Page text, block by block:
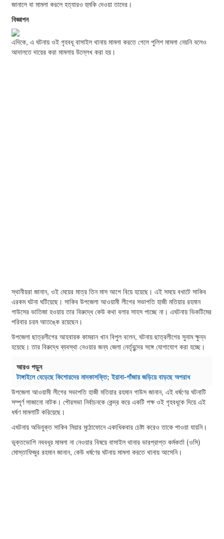
জানালে বা মামলা করলে হত্যারও হুমকি দেওয়া তাদের।
বিজ্ঞাপন
এদিকে, এ ঘটনায় ওই গৃহবধূ বাসাইল থানায় মামলা করতে গেলে পুলিশ মামলা নেয়নি বলেও
আদালতে দায়ের করা মামলায় উল্লেখ করা হয়।
স্থানীয়রা জানান, ওই মেয়ের মাত্র তিন মাস আগে বিয়ে হয়েছে। এই সময়ে বখাটে সাকিব
এরকম ঘটনা ঘটিয়েছে। সাকিব উপজেলা আওয়ামী লীগের সভাপতি হাজী মতিয়ার রহমান
গাউসের ভাতিজা হওয়ায় তার বিরুদ্ধে কেউ কথা বলার সাহস পাচ্ছে না। এঘটনায় ভিকটিমের
পরিবার চরম আতঙ্কে রয়েছেন।
উপজেলা ছাত্রলীগের আহবায়ক কামরান খান বিপুল বলেন, ঘটনায় ছাত্রলীগের সুনাম ক্ষুন্ন
হয়েছে। তার বিরুদ্ধে ব্যবস্থা নেওয়ার জন্য জেলা নের্তৃবৃন্দের সঙ্গে যোগাযোগ করা হচ্ছে।
আরও পড়ুন
টাঙ্গাইলে বেড়েছে কিশোরদের মাদকাসক্তি; ইয়াবা-গাঁজায় জড়িয়ে বাড়ছে অপরাধ
উপজেলা আওয়ামী লীগের সভাপতি হাজী মতিয়ার রহমান গাউস জানান, এই ধর্ষণের ঘটনাটি
সম্পূর্ণ সাজানো নাটক। পৌরসভা নির্বাচনকে কেন্দ্র করে একটি পক্ষ ওই গৃহবধূকে দিয়ে এই
ধর্ষণ মামলাটি করিয়েছে।
এঘটনায় অভিযুক্ত সাকিব মিয়ার মুঠোফোনে একাধিকবার চেষ্টা করেও তাকে পাওয়া যায়নি।
ভূক্তভোগি নববধূর মামলা না নেওয়ার বিষয়ে বাসাইল থানার ভারপ্রাপ্ত কর্মকর্তা (ওসি)
মোস্তাফিজুর রহমান জানান, কেউ ধর্ষণের ঘটনায় মামলা করতে থানায় আসেনি।